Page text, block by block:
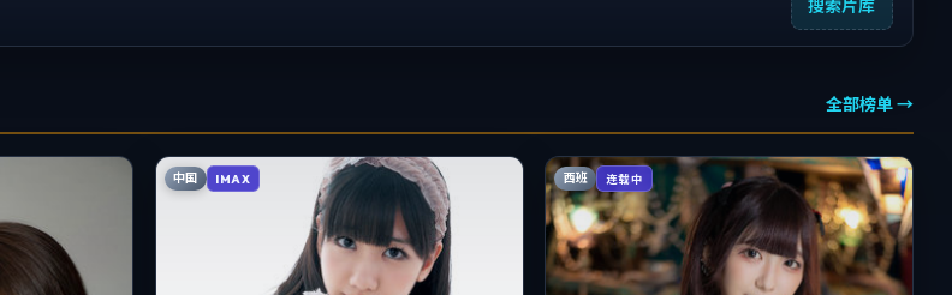
搜索片库
全部榜单 →
中国 IMAX 西班 连载中